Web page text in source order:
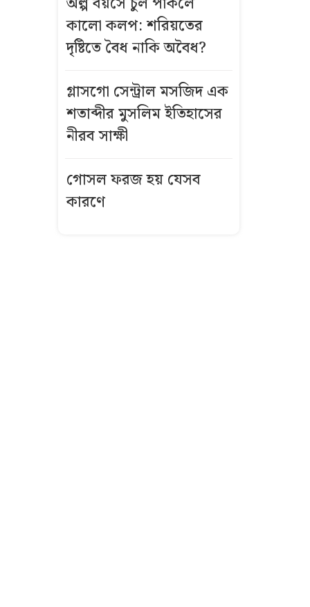
বিস্ফোরণে একই
পরিবারের
শিশুসহ ৩ জন
গ্রিসে দুই
শতাধিক
বাংলাদেশি
কালো কলপ: শরিয়তের
দৃষ্টিতে বৈধ নাকি অবৈধ?
গ্লাসগো সেন্ট্রাল মসজিদ এক
শতাব্দীর মুসলিম ইতিহাসের
নীরব সাক্ষী
গোসল ফরজ হয় যেসব
কারণে